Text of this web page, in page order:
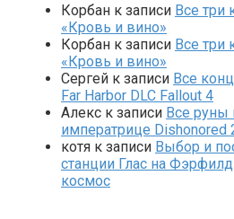
Корбан к записи Все три
«Кровь и вино»
Корбан к записи Все три
«Кровь и вино»
Сергей к записи Все
Far Harbor DLC Fallout 4
Алекс к записи Все руны
императрице Dishonored
котя к записи Выбор и
станции Глас на
космос